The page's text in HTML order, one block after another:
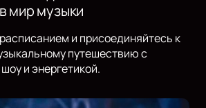
мир музыки
и присоединяйтесь к
путешествию с
и энергетикой.